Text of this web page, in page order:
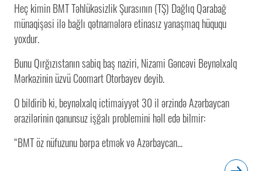
Heç kimin BMT Təhlükəsizlik Şurasının (TŞ) Dağlıq Qarabağ
münaqişəsi ilə bağlı qətnamələrə etinasız yanaşmaq hüququ
yoxdur.
Bunu Qırğızıstanın sabiq baş naziri, Nizami Gəncəvi Beynəlxalq
Mərkəzinin üzvü Coomart Otorbayev deyib.
O bildirib ki, beynəlxalq ictimaiyyət 30 il ərzində Azərbaycan
ərazilərinin qanunsuz işğalı problemini həll edə bilmir:
“BMT öz nüfuzunu bərpa etmək və Azərbaycan...